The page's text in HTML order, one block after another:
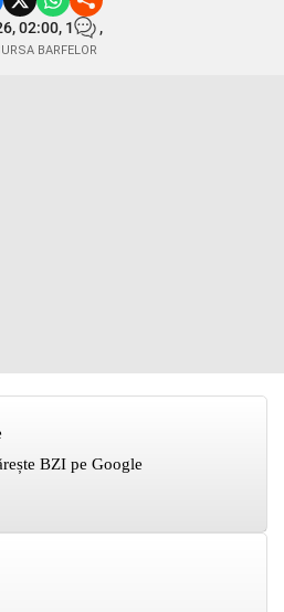
02:00, 1
,
BARFELOR
BZI pe Google